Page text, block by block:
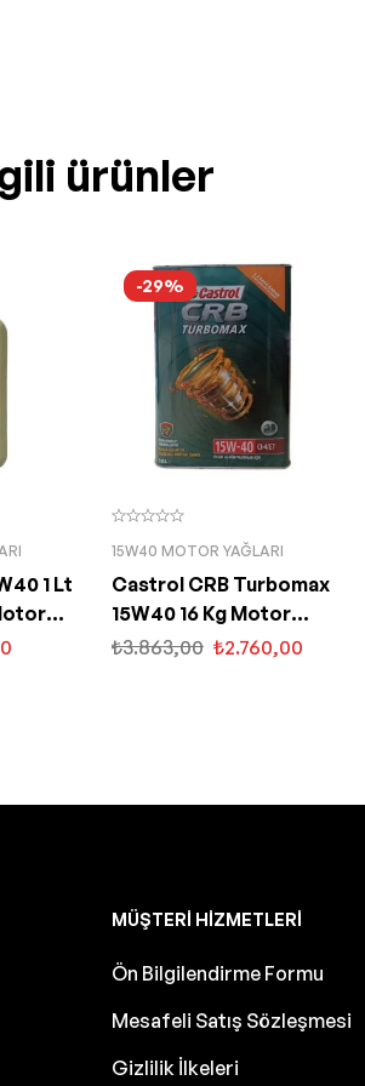
ürünler
1 Lt
-29%
15W40 MOTOR YAĞLARI
Castrol CRB Turbomax
15W40 16 Kg Motor
Yağı
₺3.863,00 ₺2.760,00
MÜŞTERI HIZMETLERI
Ön Bilgilendirme Formu
Mesafeli Satış Sözleşmesi
Gizlilik İlkeleri